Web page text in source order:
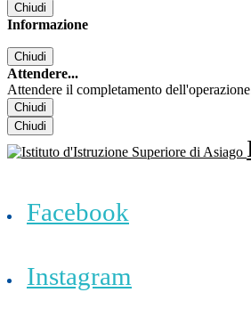
Chiudi
Informazione
Chiudi
Attendere...
Attendere il completamento
Chiudi
Chiudi
Facebook
Instagram